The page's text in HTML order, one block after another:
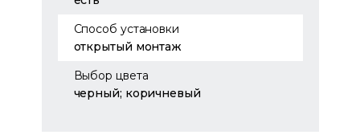
Способ установки
открытый монтаж
Выбор цвета
черный; коричневый